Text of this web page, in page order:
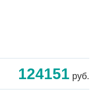
124151 руб.